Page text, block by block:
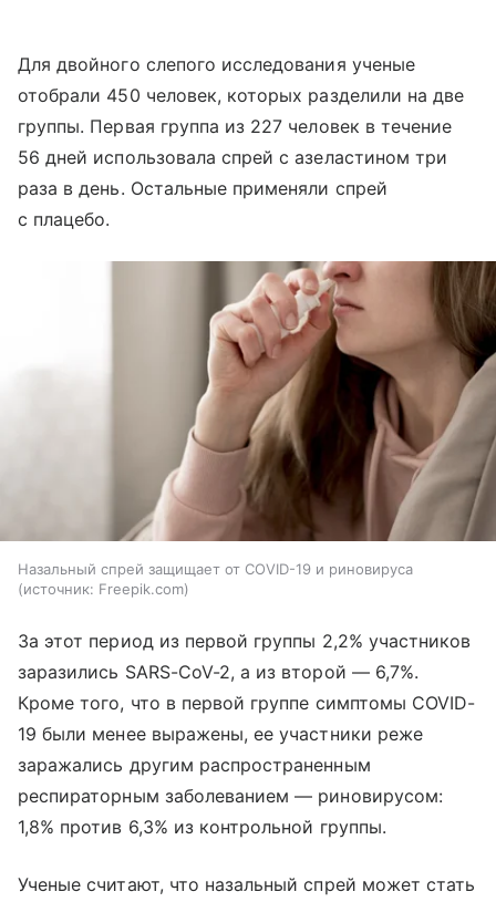
Для двойного слепого исследования ученые
отобрали 450 человек, которых разделили на две
группы. Первая группа из 227 человек в течение
56 дней использовала спрей с азеластином три
раза в день. Остальные применяли спрей
с плацебо.
Назальный спрей защищает от COVID-19 и риновируса
источник: Freepik.com
За этот период из первой группы 2,2% участников
заразились SARS-CoV-2, а из второй — 6,7%.
Кроме того, что в первой группе симптомы COVID-
19 были менее выражены, ее участники реже
заражались другим распространенным
респираторным заболеванием — риновирусом:
1,8% против 6,3% из контрольной группы.
Ученые считают, что назальный спрей может стать